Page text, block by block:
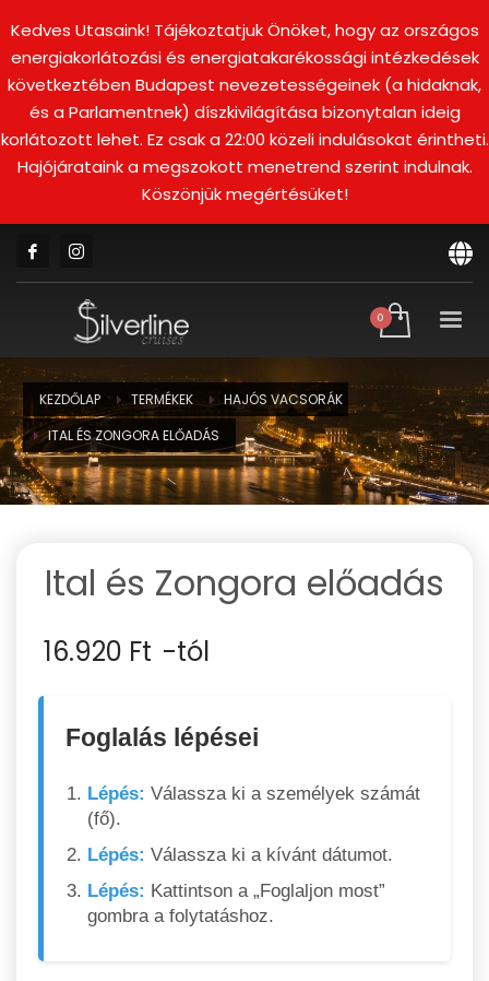
Kedves Utasaink! Tájékoztatjuk Önöket, hogy az országos
energiakorlátozási és energiatakarékossági intézkedések
következtében Budapest nevezetességeinek (a hidaknak,
és a Parlamentnek) díszkivilágítása bizonytalan ideig
korlátozott lehet. Ez csak a 22:00 közeli indulásokat érintheti.
Hajójárataink a megszokott menetrend szerint indulnak.
Köszönjük megértésüket!
KEZDŐLAP TERMÉKEK
HAJÓS VACSORÁK
ITAL ÉS ZONGORA ELŐADÁS
Ital és Zongora előadás
16.920 Ft -tól
Foglalás lépései
Lépés: Válassza ki a személyek számát
(fő).
Lépés: Válassza ki a kívánt dátumot.
Lépés: Kattintson a „Foglaljon most”
gombra a folytatáshoz.